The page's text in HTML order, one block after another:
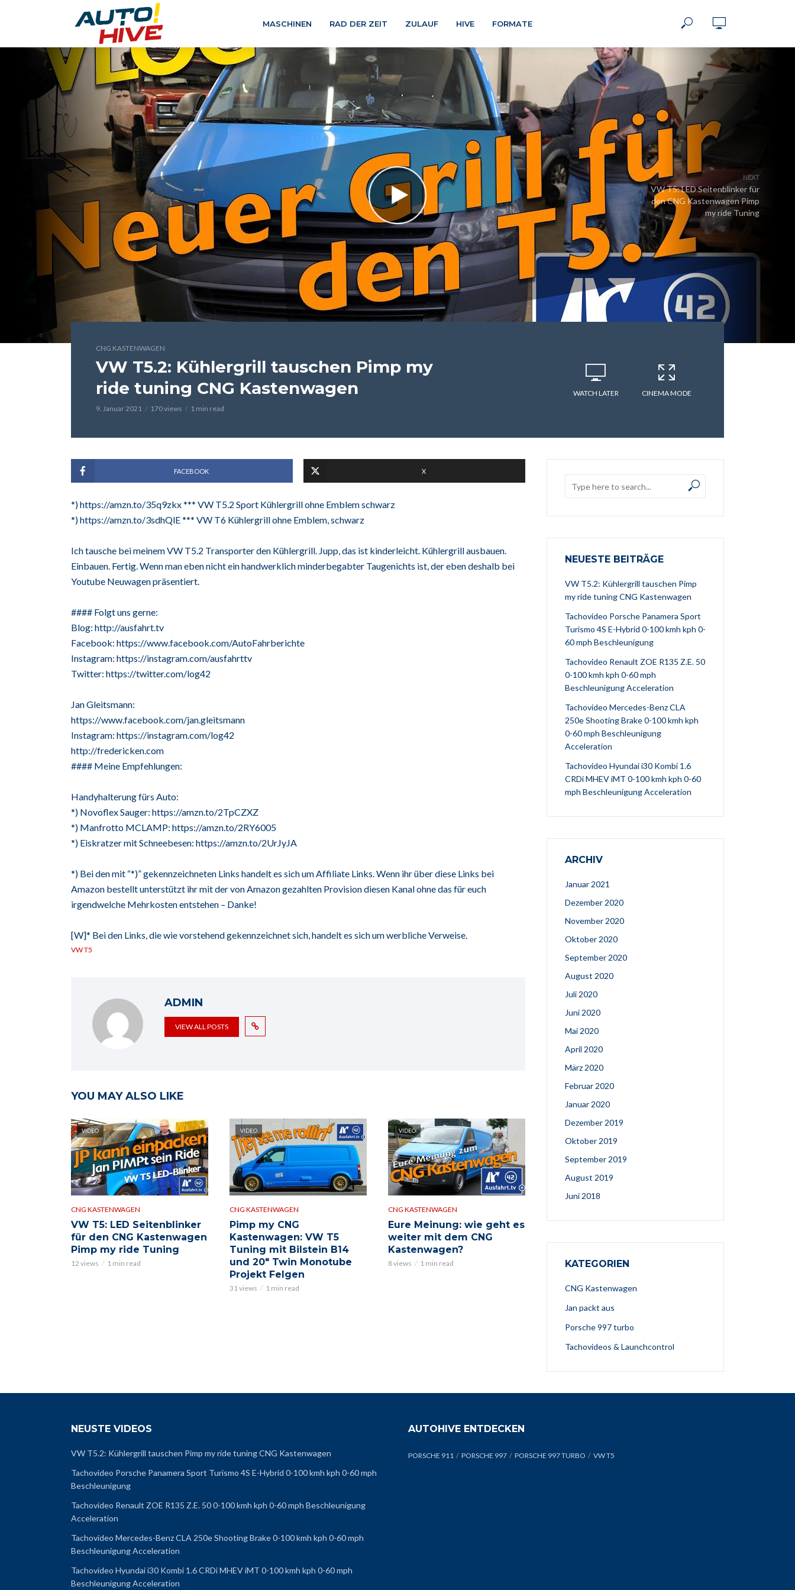
MASCHINEN RAD DER ZEIT ZULAUF HIVE FORMATE
NEXT
VW T5: LED Seitenblinker für
den CNG Kastenwagen Pimp
my ride Tuning
CNG KASTENWAGEN
VW T5.2: Kühlergrill tauschen Pimp my
ride tuning CNG Kastenwagen
9. Januar 2021 170 views 1 min read
WATCH LATER CINEMA MODE
FACEBOOK X
*) https://amzn.to/35q9zkx *** VW T5.2 Sport Kühlergrill ohne Emblem schwarz
*) https://amzn.to/3sdhQlE *** VW T6 Kühlergrill ohne Emblem, schwarz
Ich tausche bei meinem VW T5.2 Transporter den Kühlergrill. Jupp, das ist kinderleicht. Kühlergrill ausbauen.
Einbauen. Fertig. Wenn man eben nicht ein handwerklich minderbegabter Taugenichts ist, der eben deshalb bei
Youtube Neuwagen präsentiert.
#### Folgt uns gerne:
Blog: http://ausfahrt.tv
Facebook: https://www.facebook.com/AutoFahrberichte
Instagram: https://instagram.com/ausfahrttv
Twitter: https://twitter.com/log42
Jan Gleitsmann:
https://www.facebook.com/jan.gleitsmann
Instagram: https://instagram.com/log42
http://fredericken.com
#### Meine Empfehlungen:
Handyhalterung fürs Auto:
*) Novoflex Sauger: https://amzn.to/2TpCZXZ
*) Manfrotto MCLAMP: https://amzn.to/2RY6005
*) Eiskratzer mit Schneebesen: https://amzn.to/2UrJyJA
*) Bei den mit “*)” gekennzeichneten Links handelt es sich um Affiliate Links. Wenn ihr über diese Links bei
Amazon bestellt unterstützt ihr mit der von Amazon gezahlten Provision diesen Kanal ohne das für euch
irgendwelche Mehrkosten entstehen – Danke!
[W]* Bei den Links, die wie vorstehend gekennzeichnet sich, handelt es sich um werbliche Verweise.
VW T5
ADMIN
VIEW ALL POSTS
YOU MAY ALSO LIKE
VIDEO
CNG KASTENWAGEN
VW T5: LED Seitenblinker
für den CNG Kastenwagen
Pimp my ride Tuning
12 views 1 min read
VIDEO
CNG KASTENWAGEN
Pimp my CNG
Kastenwagen: VW T5
Tuning mit Bilstein B14
und 20″ Twin Monotube
Projekt Felgen
31 views 1 min read
VIDEO
CNG KASTENWAGEN
Eure Meinung: wie geht es
weiter mit dem CNG
Kastenwagen?
8 views 1 min read
NEUESTE BEITRÄGE
VW T5.2: Kühlergrill tauschen Pimp
my ride tuning CNG Kastenwagen
Tachovideo Porsche Panamera Sport
Turismo 4S E-Hybrid 0-100 kmh kph 0-
60 mph Beschleunigung
Tachovideo Renault ZOE R135 Z.E. 50
0-100 kmh kph 0-60 mph
Beschleunigung Acceleration
Tachovideo Mercedes-Benz CLA
250e Shooting Brake 0-100 kmh kph
0-60 mph Beschleunigung
Acceleration
Tachovideo Hyundai i30 Kombi 1.6
CRDi MHEV iMT 0-100 kmh kph 0-60
mph Beschleunigung Acceleration
ARCHIV
Januar 2021
Dezember 2020
November 2020
Oktober 2020
September 2020
August 2020
Juli 2020
Juni 2020
Mai 2020
April 2020
März 2020
Februar 2020
Januar 2020
Dezember 2019
Oktober 2019
September 2019
August 2019
Juni 2018
KATEGORIEN
CNG Kastenwagen
Jan packt aus
Porsche 997 turbo
Tachovideos & Launchcontrol
NEUSTE VIDEOS
VW T5.2: Kühlergrill tauschen Pimp my ride tuning CNG Kastenwagen
Tachovideo Porsche Panamera Sport Turismo 4S E-Hybrid 0-100 kmh kph 0-60 mph
Beschleunigung
Tachovideo Renault ZOE R135 Z.E. 50 0-100 kmh kph 0-60 mph Beschleunigung
Acceleration
Tachovideo Mercedes-Benz CLA 250e Shooting Brake 0-100 kmh kph 0-60 mph
Beschleunigung Acceleration
Tachovideo Hyundai i30 Kombi 1.6 CRDi MHEV iMT 0-100 kmh kph 0-60 mph
Beschleunigung Acceleration
AUTOHIVE ENTDECKEN
PORSCHE 911 PORSCHE 997 PORSCHE 997 TURBO VW T5